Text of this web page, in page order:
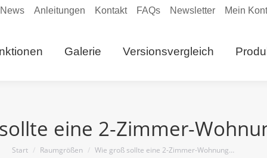
News Anleitungen Kontakt FAQs Newsletter Mein
Galerie Versionsvergleich
eine 2-Zimmer-
Sie befinden sich hier:
Start Raumgrößen Wie groß sollte eine 2-Zimmer-Wohnung…